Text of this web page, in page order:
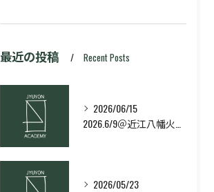
最近の投稿 Recent Posts
2026/06/15
2026/05/23